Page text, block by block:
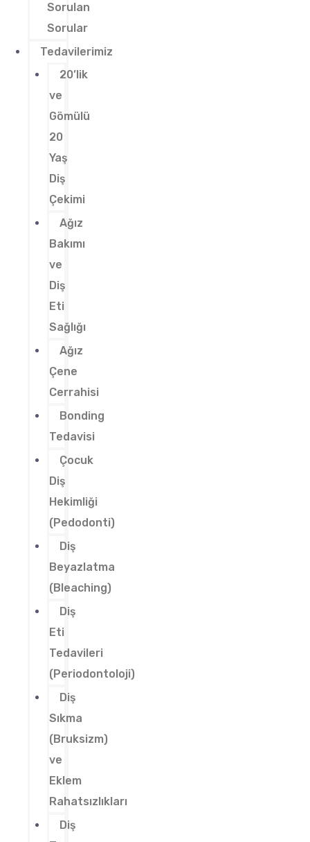
Sorulan
Sorular
Tedavilerimiz
20’lik
ve
Gömülü
20
Yaş
Diş
Çekimi
Ağız
Bakımı
ve
Diş
Eti
Sağlığı
Ağız
Çene
Cerrahisi
Bonding
Tedavisi
Çocuk
Diş
Hekimliği
(Pedodonti)
Diş
Beyazlatma
(Bleaching)
Diş
Eti
Tedavileri
(Periodontoloji)
Diş
Sıkma
(Bruksizm)
ve
Eklem
Rahatsızlıkları
Diş